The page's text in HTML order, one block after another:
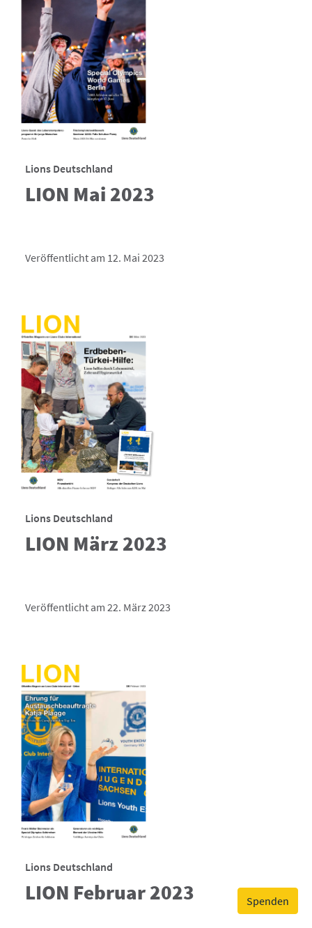
Spenden
Lions Deutschland
LION Mai 2023
Veröffentlicht am 12. Mai 2023
Lions Deutschland
LION März 2023
Veröffentlicht am 22. März 2023
Lions Deutschland
LION Februar 2023